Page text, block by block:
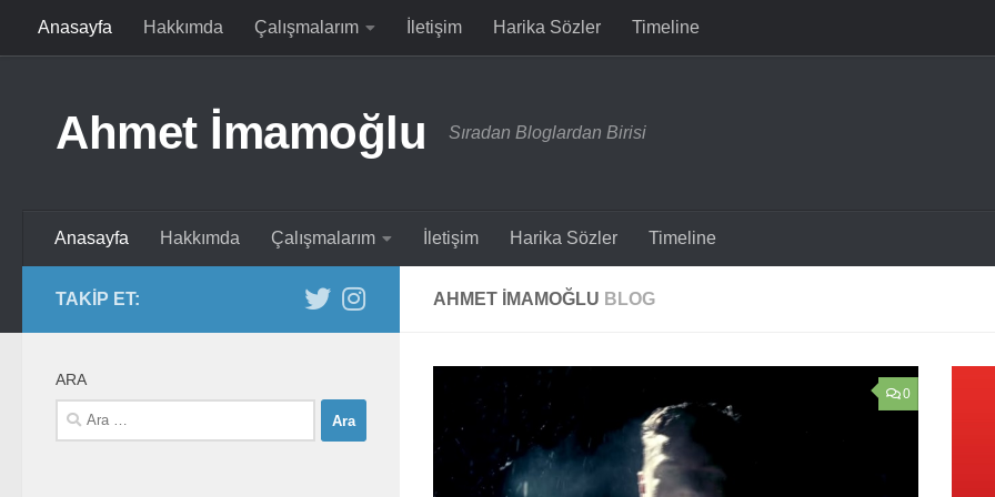
Skip to content
Anasayfa Hakkımda Çalışmalarım İletişim Harika Sözler Timeline
Ahmet İmamoğlu Sıradan Bloglardan Birisi
Anasayfa Hakkımda Çalışmalarım İletişim Harika Sözler Timeline
AHMET İMAMOĞLU BLOG
0
TAKIP ET:
ARA
Arama: